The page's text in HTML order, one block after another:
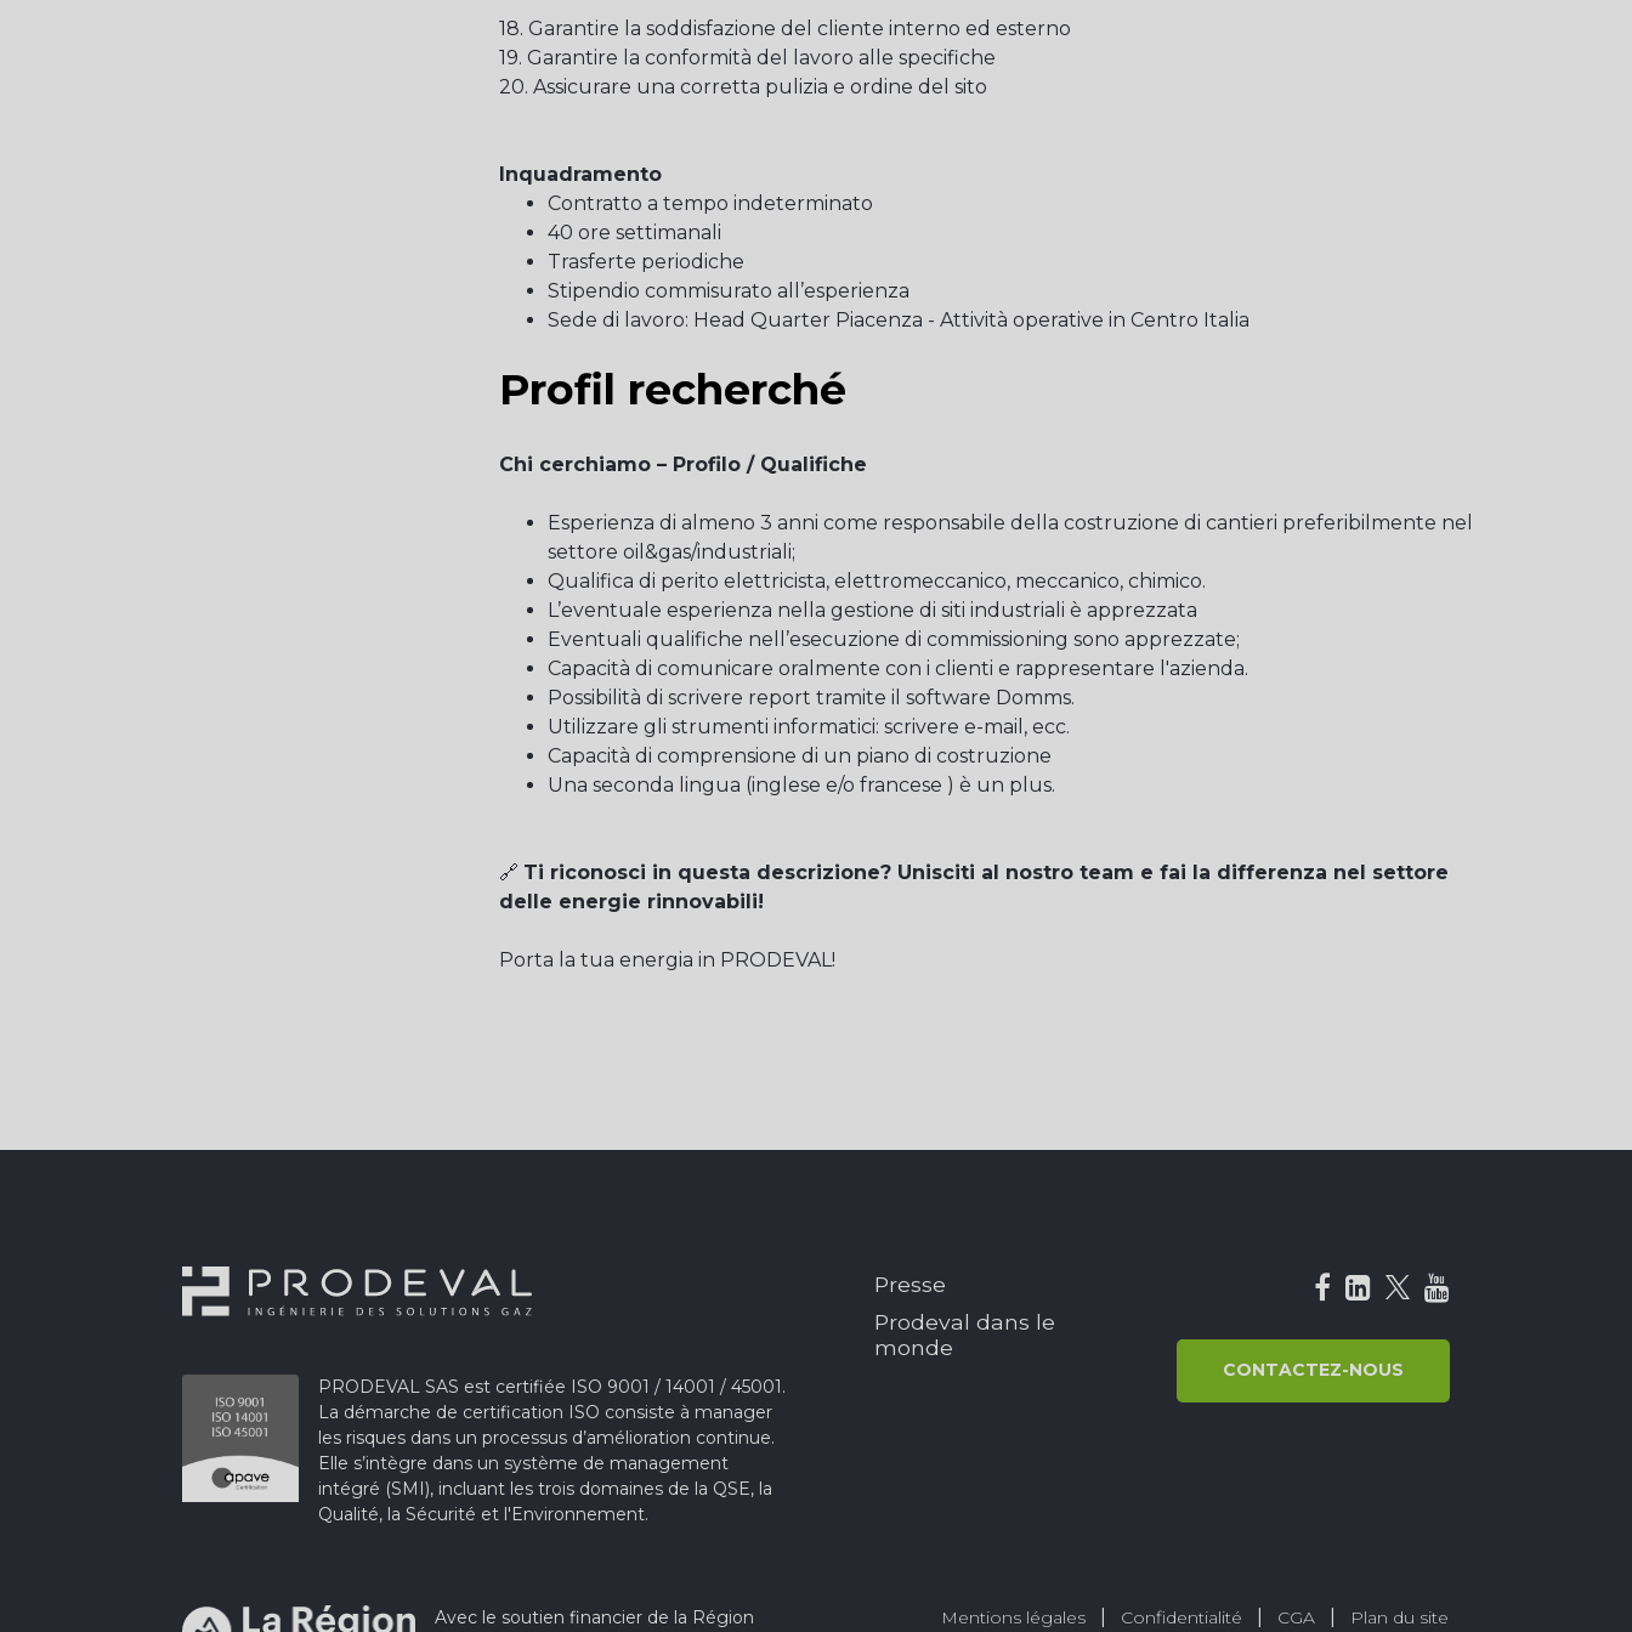
18. Garantire la soddisfazione del cliente interno ed esterno
19. Garantire la conformità del lavoro alle specifiche
20. Assicurare una corretta pulizia e ordine del sito
Inquadramento
Contratto a tempo indeterminato
40 ore settimanali
Trasferte periodiche
Stipendio commisurato all’esperienza
Sede di lavoro: Head Quarter Piacenza - Attività operative in Centro Italia
Profil recherché
Chi cerchiamo – Profilo / Qualifiche
Esperienza di almeno 3 anni come responsabile della costruzione di cantieri preferibilmente nel
settore oil&gas/industriali;
Qualifica di perito elettricista, elettromeccanico, meccanico, chimico.
L’eventuale esperienza nella gestione di siti industriali è apprezzata
Eventuali qualifiche nell’esecuzione di commissioning sono apprezzate;
Capacità di comunicare oralmente con i clienti e rappresentare l'azienda.
Possibilità di scrivere report tramite il software Domms.
Utilizzare gli strumenti informatici: scrivere e-mail, ecc.
Capacità di comprensione di un piano di costruzione
Una seconda lingua (inglese e/o francese ) è un plus.
🔗 Ti riconosci in questa descrizione? Unisciti al nostro team e fai la differenza nel settore
delle energie rinnovabili!
Porta la tua energia in PRODEVAL!
PRODEVAL SAS est certifiée ISO 9001 / 14001 / 45001.
La démarche de certification ISO consiste à manager
les risques dans un processus d’amélioration continue.
Elle s’intègre dans un système de management
intégré (SMI), incluant les trois domaines de la QSE, la
Qualité, la Sécurité et l'Environnement.
Avec le soutien financier de la Région
Presse
Prodeval dans le
monde
CONTACTEZ-NOUS
Mentions légales Confidentialité CGA Plan du site